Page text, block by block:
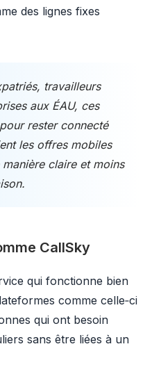
des lignes fixes
travailleurs
aux ÉAU, ces
rester connecté
les offres mobiles
claire et moins
CallSky
qui fonctionne bien
comme celle‑ci
qui ont besoin
sans être liées à un